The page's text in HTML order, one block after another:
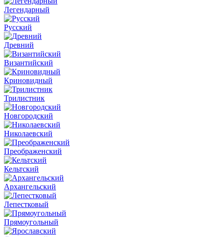
Легендарный
Русский
Древний
Византийский
Криновидный
Трилистник
Новгородский
Николаевский
Преображенский
Кельтский
Архангельский
Лепестковый
Прямоугольный